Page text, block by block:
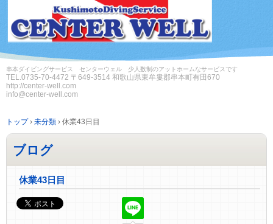
串本ダイビングサービス センターウェル 少人数制のアットホームなサービスです
TEL.0735-70-4472 〒649-3514 和歌山県東牟婁郡串本町有田670
http://center-well.com
info@center-well.com
トップ› 未分類 › 休業43日目
ブログ
休業43日目